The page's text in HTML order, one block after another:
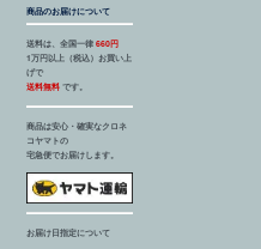
商品のお届けについて
送料は、全国一律660円
1万円以上（税込）お買い上
げで
送料無料 です。
商品は安心・確実なクロネ
コヤマトの
宅急便でお届けします。
お届け日指定について